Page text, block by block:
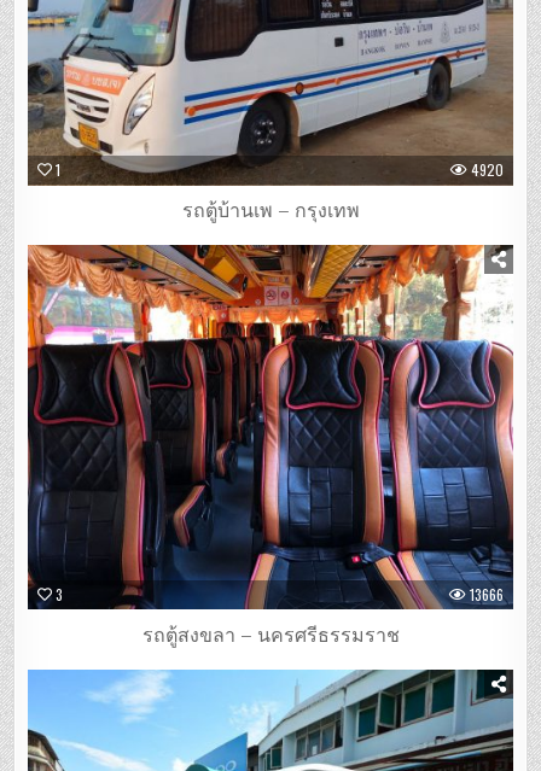
1 4920
รถตู้บ้านเพ – กรุงเทพ
3 13666
รถตู้สงขลา – นครศรีธรรมราช